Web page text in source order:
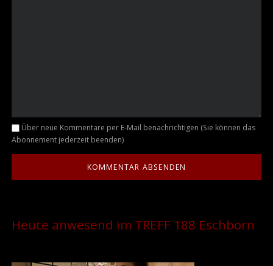
Kommentar
Über neue Kommentare per E-Mail benachrichtigen (Sie können das
Abonnement jederzeit beenden)
Heute anwesend im TREFF 188 Eschborn